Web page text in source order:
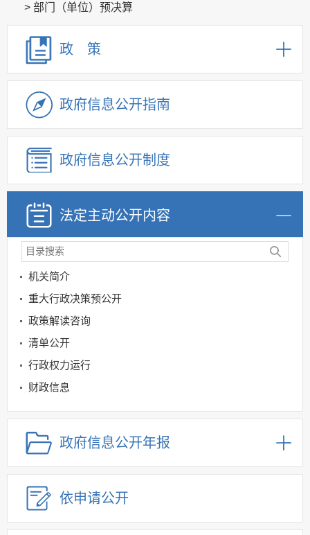
> 部门（单位）预决算
政 策
政府信息公开指南
政府信息公开制度
法定主动公开内容
机关简介
重大行政决策预公开
政策解读咨询
清单公开
行政权力运行
财政信息
商务领域
规划信息
建议提案办理
公务员及事业单位招录
应急管理
回应关切
政府信息公开年报
依申请公开